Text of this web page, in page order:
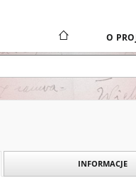
O
INFORMACJE